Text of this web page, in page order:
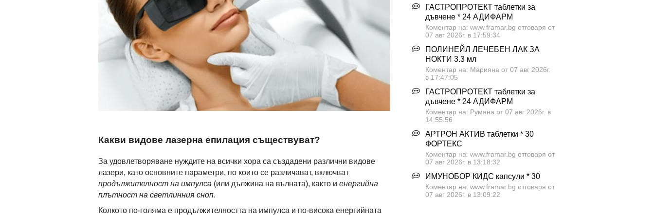
Какви видове лазерна епилация съществуват?
За удовлетворяване нуждите на всички хора са създадени различни видове
лазери, като основните параметри, по които се различават, включват
продължителност на импулса (или дължина на вълната), както и енергийна
плътност на светлинния сноп.
Колкото по-голяма е продължителността на импулса и по-висока енергийната
ГАСТРОПРОТЕКТ таблетки за
дъвчене * 24 АДИФАРМ
Коментар на: www.framar.bg отговаря от
07 авг 2026г. в 17:59:34
ПОЛИНЕЙЛ ЛЕЧЕБЕН ЛАК ЗА
НОКТИ 3.3 мл
Коментар на: Марияна от 07 авг 2026г.
в 17:47:05
ГАСТРОПРОТЕКТ таблетки за
дъвчене * 24 АДИФАРМ
Коментар на: Румяна от 07 авг 2026г. в
14:55:56
АРТРОН АКТИВ таблетки * 30
ФОРТЕКС
Коментар на: www.framar.bg отговаря от
07 авг 2026г. в 13:18:32
ИМУНОБОР КИДС капсули * 30
Коментар на: www.framar.bg отговаря от
07 авг 2026г. в 13:09:22